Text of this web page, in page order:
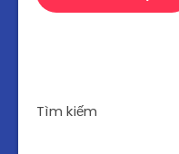
Tìm kiếm